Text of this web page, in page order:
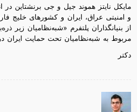
مایکل نایتز هموند جیل و جی برنشتاین
و امنیتی عراق، ایران و کشورهای
از بنیانگذاران پلتفرم «شبه‌نظامیان زیر
مربوط به شبه‌نظامیان تحت حمایت ایران
دکتر